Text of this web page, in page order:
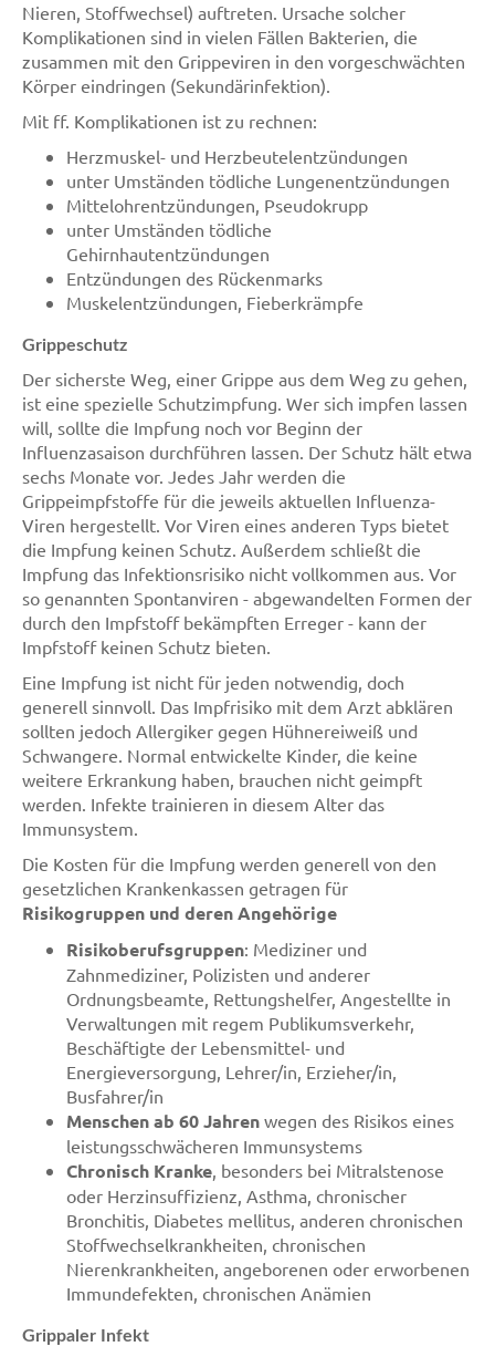
Nieren, Stoffwechsel) auftreten. Ursache solcher
Komplikationen sind in vielen Fällen Bakterien, die
zusammen mit den Grippeviren in den vorgeschwächten
Körper eindringen (Sekundärinfektion).
Mit ff. Komplikationen ist zu rechnen:
Herzmuskel- und Herzbeutelentzündungen
unter Umständen tödliche Lungenentzündungen
Mittelohrentzündungen, Pseudokrupp
unter Umständen tödliche
Gehirnhautentzündungen
Entzündungen des Rückenmarks
Muskelentzündungen, Fieberkrämpfe
Grippeschutz
Der sicherste Weg, einer Grippe aus dem Weg zu gehen,
ist eine spezielle Schutzimpfung. Wer sich impfen lassen
will, sollte die Impfung noch vor Beginn der
Influenzasaison durchführen lassen. Der Schutz hält etwa
sechs Monate vor. Jedes Jahr werden die
Grippeimpfstoffe für die jeweils aktuellen Influenza-
Viren hergestellt. Vor Viren eines anderen Typs bietet
die Impfung keinen Schutz. Außerdem schließt die
Impfung das Infektionsrisiko nicht vollkommen aus. Vor
so genannten Spontanviren - abgewandelten Formen der
durch den Impfstoff bekämpften Erreger - kann der
Impfstoff keinen Schutz bieten.
Eine Impfung ist nicht für jeden notwendig, doch
generell sinnvoll. Das Impfrisiko mit dem Arzt abklären
sollten jedoch Allergiker gegen Hühnereiweiß und
Schwangere. Normal entwickelte Kinder, die keine
weitere Erkrankung haben, brauchen nicht geimpft
werden. Infekte trainieren in diesem Alter das
Immunsystem.
Die Kosten für die Impfung werden generell von den
gesetzlichen Krankenkassen getragen für
Risikogruppen und deren Angehörige
Risikoberufsgruppen: Mediziner und
Zahnmediziner, Polizisten und anderer
Ordnungsbeamte, Rettungshelfer, Angestellte in
Verwaltungen mit regem Publikumsverkehr,
Beschäftigte der Lebensmittel- und
Energieversorgung, Lehrer/in, Erzieher/in,
Busfahrer/in
Menschen ab 60 Jahren wegen des Risikos eines
leistungsschwächeren Immunsystems
Chronisch Kranke, besonders bei Mitralstenose
oder Herzinsuffizienz, Asthma, chronischer
Bronchitis, Diabetes mellitus, anderen chronischen
Stoffwechselkrankheiten, chronischen
Nierenkrankheiten, angeborenen oder erworbenen
Immundefekten, chronischen Anämien
Grippaler Infekt